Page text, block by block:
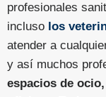
profesionales
incluso los
atender a
y así muchos
espacios de